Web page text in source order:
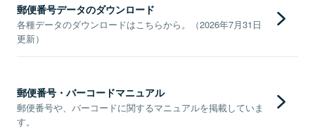
郵便番号データのダウンロード
各種データのダウンロードはこちらから。（2026年7月31日
更新）
郵便番号・バーコードマニュアル
郵便番号や、バーコードに関するマニュアルを掲載していま
す。